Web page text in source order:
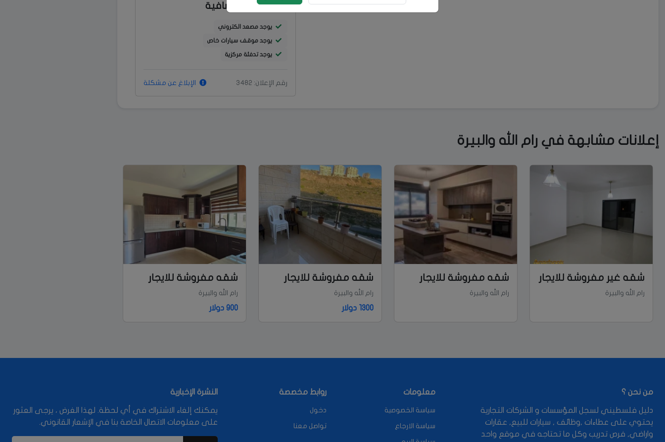
خصائص إضافية
يوجد مصعد الكتروني
يوجد موقف سيارات خاص
يوجد تدفئة مركزية
رقم الإعلان: 3482 الإبلاغ عن مشكلة
إعلانات مشابهة في رام الله والبيرة
شقه غير مفروشة للايجار
رام الله والبيرة
شقه مفروشة للايجار
رام الله والبيرة
شقه مفروشة للايجار
رام الله والبيرة
1300 دولار
شقه مفروشة للايجار
رام الله والبيرة
900 دولار
من نحن ؟
دليل فلسطيني لسجل المؤسسات و الشركات التجارية
يحتوي على عطاءات ,وظائف , سيارات للبيع, عقارات
واراضي, فرص تدريب وكل ما تحتاجه في موقع واحد
معلومات
سياسة الخصوصية
سياسة الارجاع
روابط مخصصة
دخول
تواصل معنا
النشرة الإخبارية
يمكنك إلغاء الاشتراك في أي لحظة. لهذا الغرض ، يرجى العثور
على معلومات الاتصال الخاصة بنا في الإشعار القانوني.